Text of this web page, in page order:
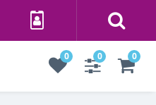
0 0 0